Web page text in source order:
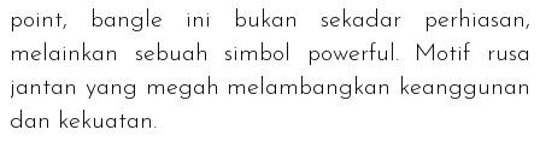
point, bangle ini bukan sekadar perhiasan,
melainkan sebuah simbol
powerful . Motif rusa
jantan yang megah melambangkan keanggunan
dan kekuatan.